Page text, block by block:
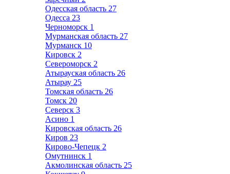
Одесская область 27
Одесса 23
Черноморск 1
Мурманская область 27
Мурманск 10
Кировск 2
Североморск 2
Атырауская область 26
Атырау 25
Томская область 26
Томск 20
Северск 3
Асино 1
Кировская область 26
Киров 23
Кирово-Чепецк 2
Омутнинск 1
Акмолинская область 25